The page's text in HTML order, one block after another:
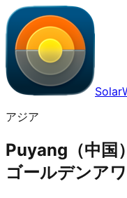
アジア
Puyang（中国
ゴールデンア